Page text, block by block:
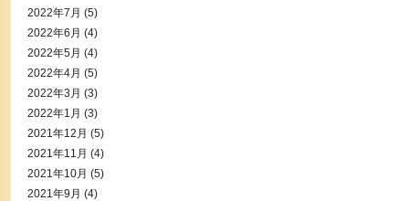
2022年7月 (5)
2022年6月 (4)
2022年5月 (4)
2022年4月 (5)
2022年3月 (3)
2022年1月 (3)
2021年12月 (5)
2021年11月 (4)
2021年10月 (5)
2021年9月 (4)